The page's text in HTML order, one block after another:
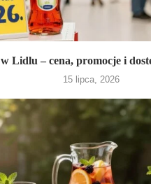
Lidlu – cena, promocje i
15 lipca, 2026